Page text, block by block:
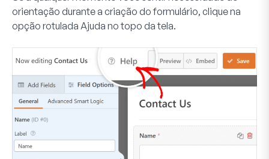
orientação durante a criação do formulário, clique na
opção rotulada Ajuda no topo da tela.